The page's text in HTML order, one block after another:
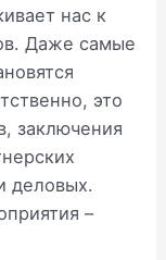
нас к
Даже самые
это
заключения
деловых.
–